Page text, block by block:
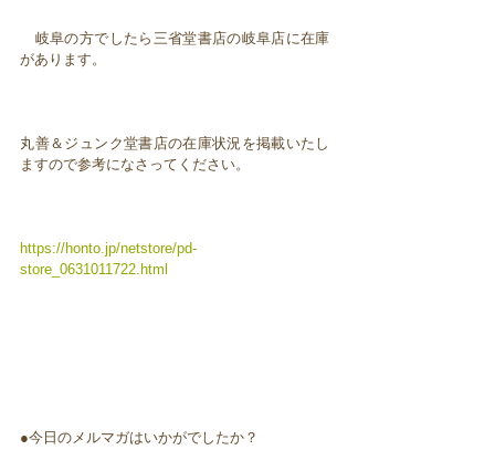
岐阜の方でしたら三省堂書店の岐阜店に在庫
があります。
丸善＆ジュンク堂書店の在庫状況を掲載いたし
ますので参考になさってください。
https://honto.jp/netstore/pd-
store_0631011722.html
●今日のメルマガはいかがでしたか？